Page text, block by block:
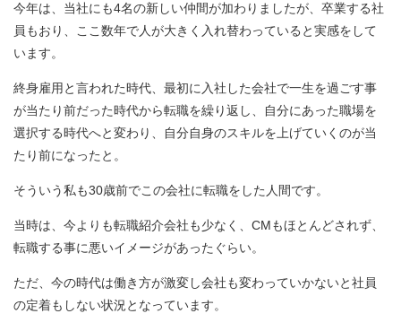
今年は、当社にも4名の新しい仲間が加わりましたが、卒業する社
員もおり、ここ数年で人が大きく入れ替わっていると実感をして
います。
終身雇用と言われた時代、最初に入社した会社で一生を過ごす事
が当たり前だった時代から転職を繰り返し、自分にあった職場を
選択する時代へと変わり、自分自身のスキルを上げていくのが当
たり前になったと。
そういう私も30歳前でこの会社に転職をした人間です。
当時は、今よりも転職紹介会社も少なく、CMもほとんどされず、
転職する事に悪いイメージがあったぐらい。
ただ、今の時代は働き方が激変し会社も変わっていかないと社員
の定着もしない状況となっています。